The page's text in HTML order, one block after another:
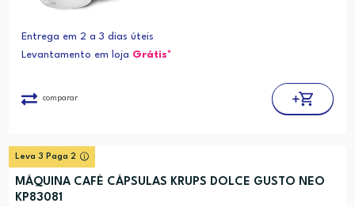
Entrega em 2 a 3 dias úteis
Levantamento em loja Grátis*
comparar
Leva 3 Paga 2
MÁQUINA CAFÉ CÁPSULAS KRUPS DOLCE GUSTO NEO
KP83081